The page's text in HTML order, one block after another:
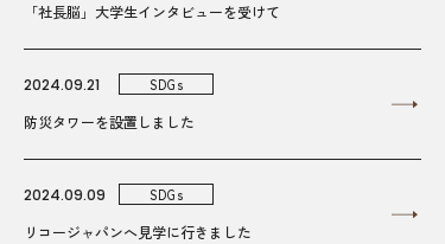
「社長脳」大学生インタビューを受けて
2024.09.21 SDGs
防災タワーを設置しました
2024.09.09 SDGs
リコージャパンへ見学に行きました